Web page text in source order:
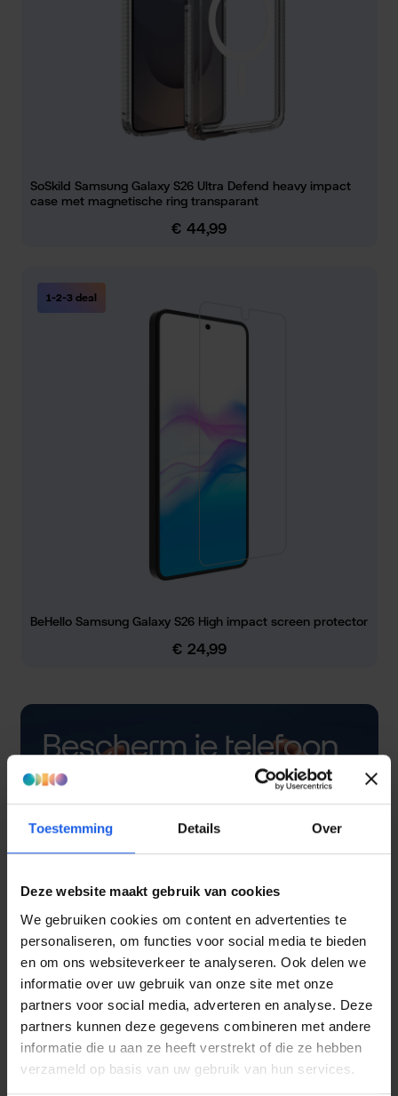
Toestemming Details Over
Deze website maakt gebruik van cookies
We gebruiken cookies om content en advertenties te
personaliseren, om functies voor social media te bieden
en om ons websiteverkeer te analyseren. Ook delen we
informatie over uw gebruik van onze site met onze
partners voor social media, adverteren en analyse. Deze
partners kunnen deze gegevens combineren met andere
informatie die u aan ze heeft verstrekt of die ze hebben
verzameld op basis van uw gebruik van hun services.
SoSkild Samsung Galaxy S26 Ultra Defend heavy impact
case met magnetische ring transparant
Normale prijs:
€ 44,99
1-2-3 deal
BeHello Samsung Galaxy S26 High impact screen protector
Normale prijs:
€ 24,99
Bescherm je telefoon
met een hoesje